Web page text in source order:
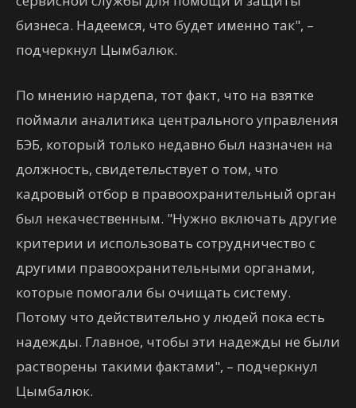
бизнеса. Надеемся, что будет именно так", –
подчеркнул Цымбалюк.
По мнению нардепа, тот факт, что на взятке
поймали аналитика центрального управления
БЭБ, который только недавно был назначен на
должность, свидетельствует о том, что
кадровый отбор в правоохранительный орган
был некачественным. "Нужно включать другие
критерии и использовать сотрудничество с
другими правоохранительными органами,
которые помогали бы очищать систему.
Потому что действительно у людей пока есть
надежды. Главное, чтобы эти надежды не были
растворены такими фактами", – подчеркнул
Цымбалюк.